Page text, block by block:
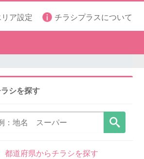
ア設定 チラシプラスについて
シを探す
都道府県からチラシを探す